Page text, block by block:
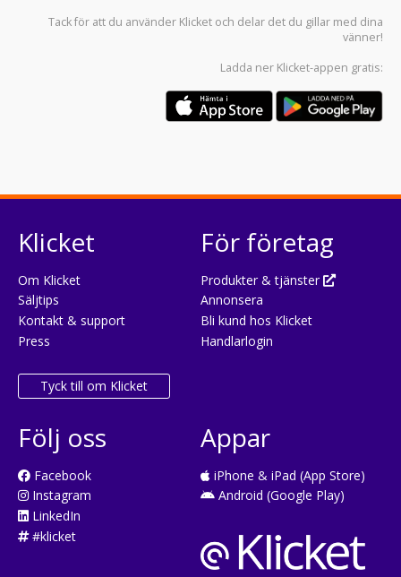
Tack för att du använder Klicket och delar det du gillar med dina
vänner!
Ladda ner Klicket-appen gratis:
Klicket
Om Klicket
Säljtips
Kontakt & support
Press
Tyck till om Klicket
För företag
Produkter & tjänster
Annonsera
Bli kund hos Klicket
Handlarlogin
Följ oss
Facebook
Instagram
LinkedIn
#klicket
Appar
iPhone & iPad (App Store)
Android (Google Play)